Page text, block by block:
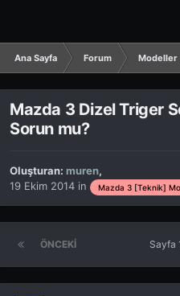
Ana Sayfa Forum Modeller
Mazda 3 Dizel Triger
Sorun mu?
Oluşturan: muren,
19 Ekim 2014 in Mazda 3 [Teknik]
ÖNCEKI Sayfa